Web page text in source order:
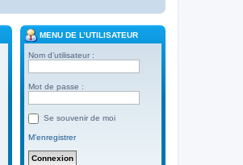
MENU DE L’UTILISATEUR
Nom d’utilisateur :
Mot de passe :
Se souvenir de moi
M’enregistrer